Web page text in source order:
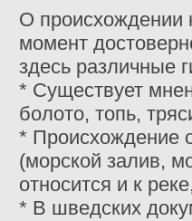
О происхождении
момент
здесь различные
* Существует
болото, топь,
* Происхождение
(морской залив,
относится и к
* В шведских